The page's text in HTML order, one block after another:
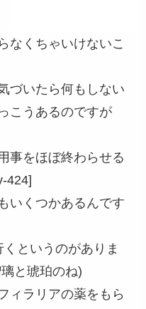
なくちゃいけないこ
づいたら何もしない
こうあるのですが
事をほぼ終わらせる
424]
いくつかあるんです
というのがありま
と琥珀のね)
ィラリアの薬をもら